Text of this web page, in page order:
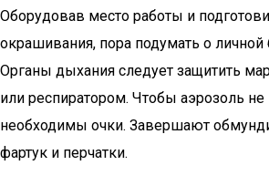
Оборудовав место работы и
окрашивания, пора подумать о личной
Органы дыхания следует защитить
или респиратором. Чтобы аэрозоль не
необходимы очки. Завершают
фартук и перчатки.